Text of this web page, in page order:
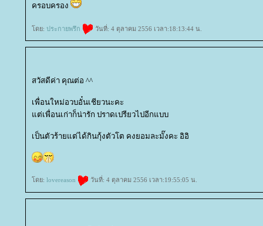
ครอบครอง
ดย: ประกายพรึก วันที่: 4 ตุลาคม 2556 เวลา:18:13:44 น.
สวัสดีค่า คุณต่อ ^^
เพื่อนใหม่อวบอั๋นเชียวนะคะ
ต่เพื่อนเก่าก็น่ารัก ปราดเปรียวไปอีกแบบ
เป็นตัวร้ายแต่ได้กินกุ้งตัวโต คงยอมละมั๊งคะ อิอิ
ดย: lovereason วันที่: 4 ตุลาคม 2556 เวลา:19:55:05 น.